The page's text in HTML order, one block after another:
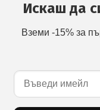
Искаш да
Вземи -15% за